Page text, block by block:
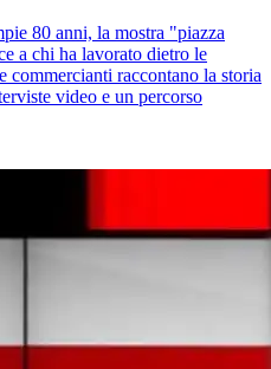
80 anni, la mostra "piazza
a chi ha lavorato dietro le
commercianti raccontano la storia
video e un percorso